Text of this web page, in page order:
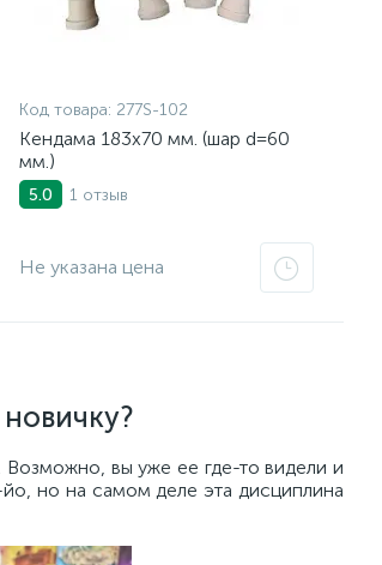
Код товара: 277S-102
Кендама 183x70 мм. (шар d=60
мм.)
5.0 1 отзыв
Не указана цена
Возможно, вы уже ее где-то видели и
но на самом деле эта дисциплина